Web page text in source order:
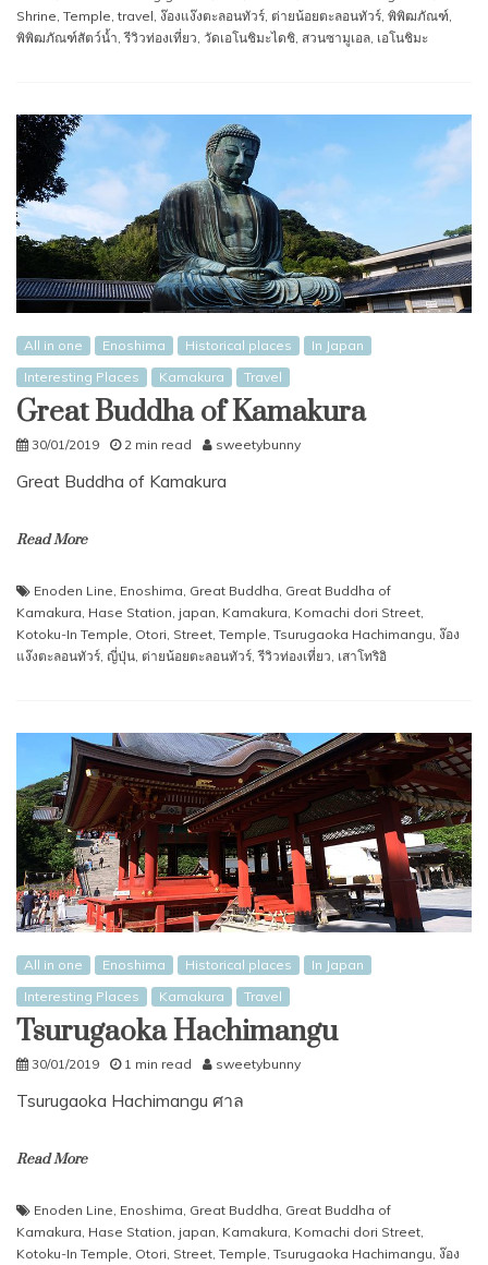
Shrine, Temple,travel, ง๊องแง๊งตะลอนทัวร์, ต่ายน้อยตะลอนทัวร์, พิพิฒภัณฑ์,
พิพิฒภัณฑ์สัตว์นํ้า,รีวิวท่องเที่ยว, วัดเอโนชิมะไดชิ, สวนซามูเอล, เอโนชิมะ
All in one Enoshima Historical places
In Japan
Interesting Places
Kamakura Travel
Great Buddha of Kamakura
30/01/2019 2 min read sweetybunny
Great Buddha of Kamakura
Read More
Enoden Line, Enoshima, Great Buddha, Great Buddha of
Kamakura, Hase Station, japan, Kamakura, Komachi dori Street,
Kotoku-In Temple, Otori, Street, Temple, Tsurugaoka Hachimangu, ง๊อง
แง๊งตะลอนทัวร์, ญี่ปุ่น, ต่ายน้อยตะลอนทัวร์,รีวิวท่องเที่ยว, เสาโทริอิ
All in one Enoshima Historical places
In Japan
Interesting Places
Kamakura Travel
Tsurugaoka Hachimangu
30/01/2019 1 min read sweetybunny
Tsurugaoka Hachimangu ศาล
Read More
Enoden Line Enoshima Great Buddha Great Buddha of
Kamakura Hase Station japan Kamakura Komachi dori Street
Kotoku-In Temple Otori Street Temple Tsurugaoka Hachimangu ง๊อง